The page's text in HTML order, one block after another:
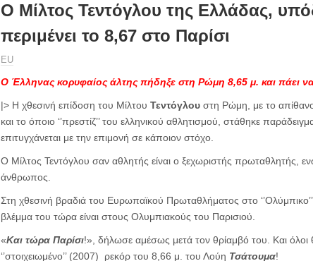
Ο Μίλτος Τεντόγλου της Ελλάδας,
περιμένει το 8,67 στο Παρίσι
ΕU
O Έλληνας κορυφαίος άλτης πήδηξε στη Ρώμη 8,65 μ. και πάει
|> Η χθεσινή επίδοση του Μίλτου Τεντόγλουστη Ρώμη, με το απίθανο
και το όποιο ‘’πρεστίζ’’ του ελληνικού αθλητισμού, στάθηκε
επιτυγχάνεται με την επιμονή σε κάποιον στόχο.
Ο Μίλτος Τεντόγλου σαν αθλητής είναι ο ξεχωριστής πρωταθλητής,
άνθρωπος.
Στη χθεσινή βραδιά του Ευρωπαϊκού Πρωταθλήματος στο
βλέμμα του τώρα είναι στους Ολυμπιακούς του Παρισιού.
«Και τώρα Παρίσι!», δήλωσε αμέσως μετά τον θρίαμβό του. Και όλοι
‘’στοιχειωμένο’’ (2007) ρεκόρ του 8,66 μ. του Λούη Τσάτουμα!